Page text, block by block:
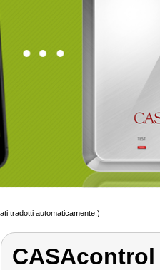
tradotti automaticamente.)
CASAcontrol